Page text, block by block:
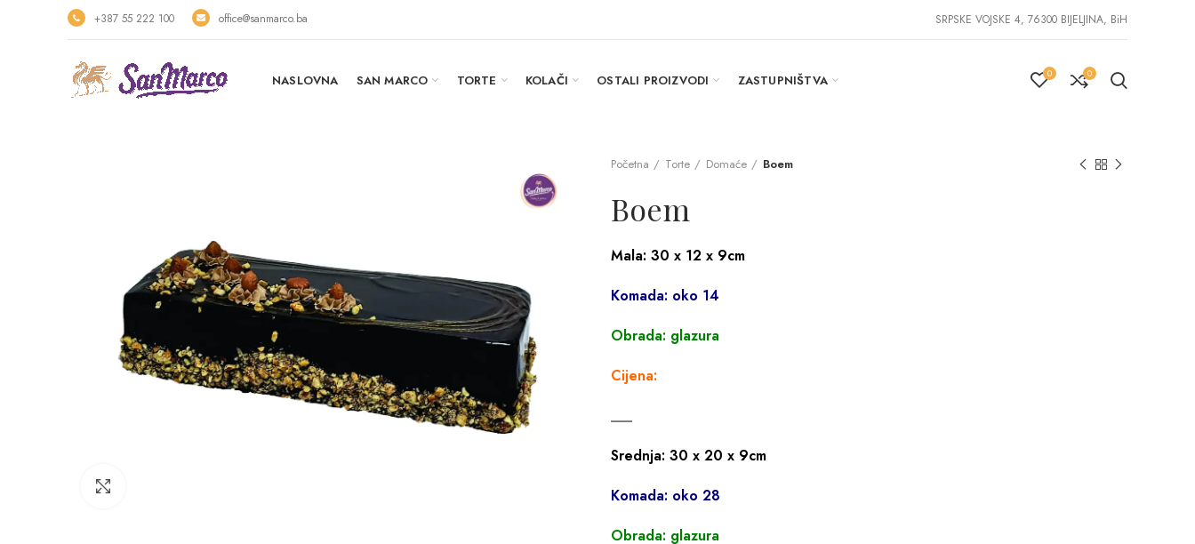
+387 55 222 100 office@sanmarco.ba SRPSKE VOJSKE 4, 76300 BIJELJINA, BiH
NASLOVNA SAN MARCO TORTE KOLAČI OSTALI PROIZVODI ZASTUPNIŠTVA 0 0
Početna Torte Domaće Boem
Boem
Mala: 30 x 12 x 9cm
Komada: oko 14
Obrada: glazura
Cijena:
___
Srednja: 30 x 20 x 9cm
Komada: oko 28
Obrada: glazura